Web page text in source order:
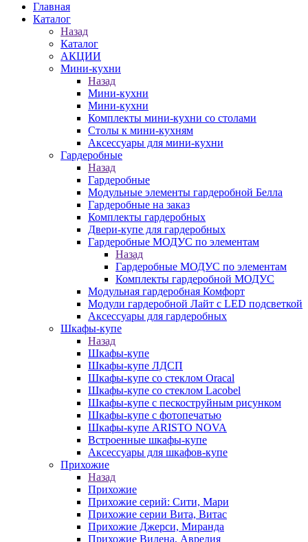
Главная
Каталог
Назад
Каталог
АКЦИИ
Мини-кухни
Назад
Мини-кухни
Мини-кухни
Комплекты мини-кухни со столами
Столы к мини-кухням
Аксессуары для мини-кухни
Гардеробные
Назад
Гардеробные
Модульные элементы гардеробной Белла
Гардеробные на заказ
Комплекты гардеробных
Двери-купе для гардеробных
Гардеробные МОДУС по элементам
Назад
Гардеробные МОДУС по элементам
Комплекты гардеробной МОДУС
Модульная гардеробная Комфорт
Модули гардеробной Лайт с LED подсветкой
Аксессуары для гардеробных
Шкафы-купе
Назад
Шкафы-купе
Шкафы-купе ЛДСП
Шкафы-купе со стеклом Oracal
Шкафы-купе со стеклом Lacobel
Шкафы-купе с пескоструйным рисунком
Шкафы-купе с фотопечатью
Шкафы-купе ARISTO NOVA
Встроенные шкафы-купе
Аксессуары для шкафов-купе
Прихожие
Назад
Прихожие
Прихожие серий: Сити, Мари
Прихожие серии Вита, Витас
Прихожие Джерси, Миранда
Прихожие Вилена, Аврелия